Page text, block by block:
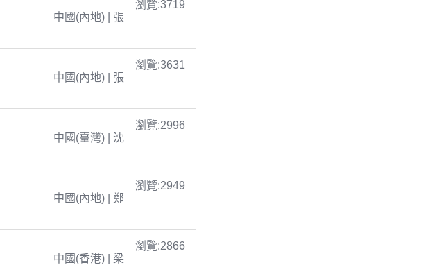
瀏覽:3719
中國(內地) | 張
瀏覽:3631
中國(內地) | 張
瀏覽:2996
中國(臺灣) | 沈
瀏覽:2949
中國(內地) | 鄭
瀏覽:2866
中國(香港) | 梁